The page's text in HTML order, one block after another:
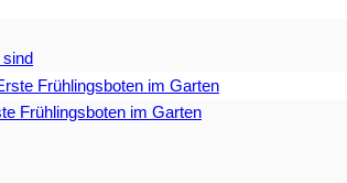
sind
Frühlingsboten im Garten